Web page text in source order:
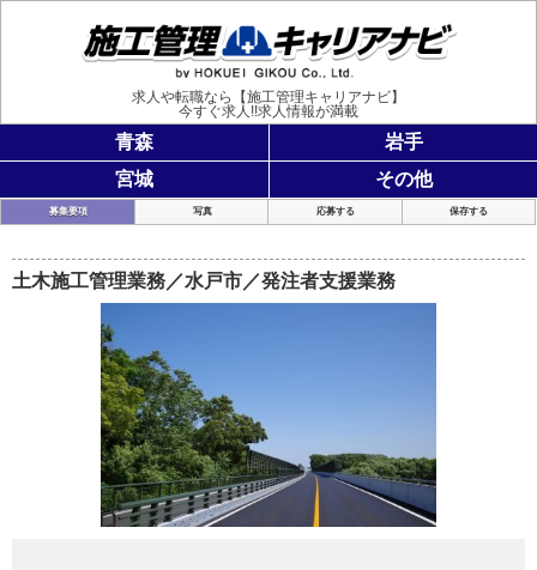
求人や転職なら【施工管理キャリアナビ】
今すぐ求人!!求人情報が満載
青森
岩手
宮城
その他
募集要項 写真 応募する 保存する
土木施工管理業務／水戸市／発注者支援業務